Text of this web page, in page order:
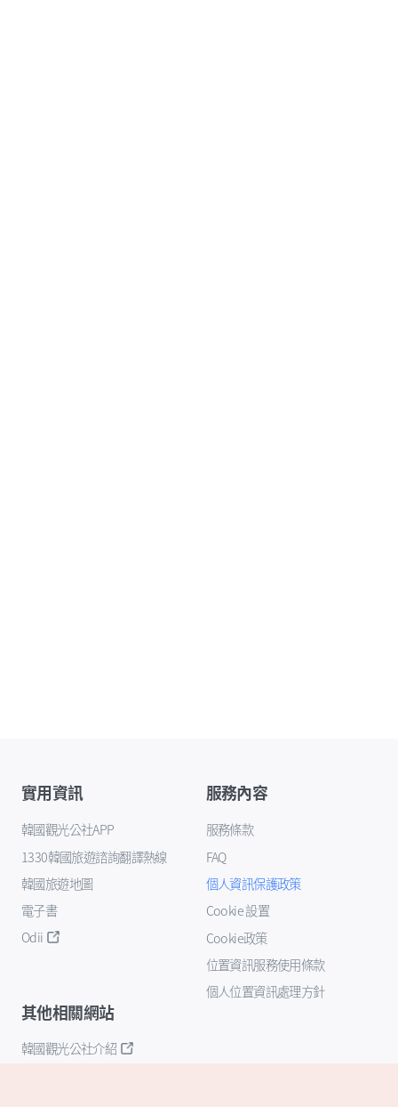
實用資訊
韓國觀光公社APP
1330韓國旅遊諮詢翻譯熱線
韓國旅遊地圖
電子書
Odii
服務內容
服務條款
FAQ
個人資訊保護政策
Cookie 設置
Cookie政策
位置資訊服務使用條款
個人位置資訊處理方針
其他相關網站
韓國觀光公社介紹